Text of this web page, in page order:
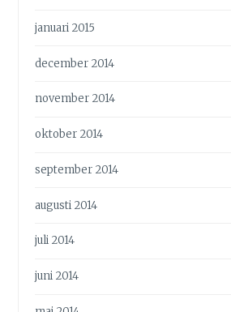
januari 2015
december 2014
november 2014
oktober 2014
september 2014
augusti 2014
juli 2014
juni 2014